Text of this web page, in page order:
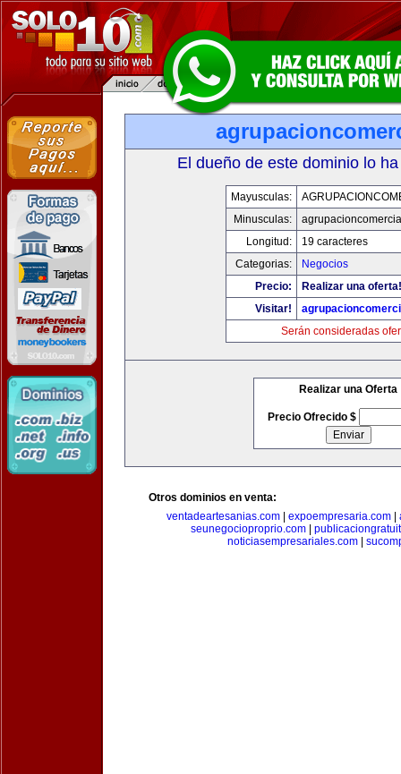
El dueño de este dominio lo
Mayusculas:
Minusculas:
Longitud:
19 caracteres
Categorias:
Negocios
Precio:
Realizar una oferta!
Visitar!
Serán consideradas
Realizar una Oferta
Precio Ofrecido $
Otros dominios en venta:
ventadeartesanias.com| expoempresaria.com|
seunegocioproprio.com
noticiasempresariales.com|